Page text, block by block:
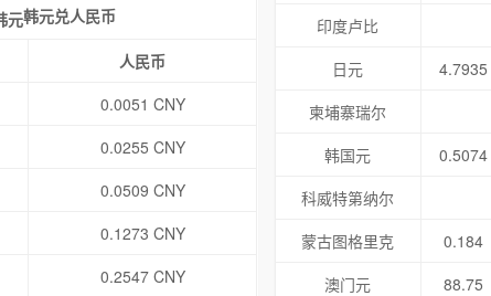
韩元兑人民币
人民币
0.0051 CNY
0.0255 CNY
0.0509 CNY
0.1273 CNY
0.2547 CNY
印度卢比
日元
4.7935
柬埔寨瑞尔
韩国元
0.5074
科威特第纳尔
蒙古图格里克
0.184
澳门元
88.75